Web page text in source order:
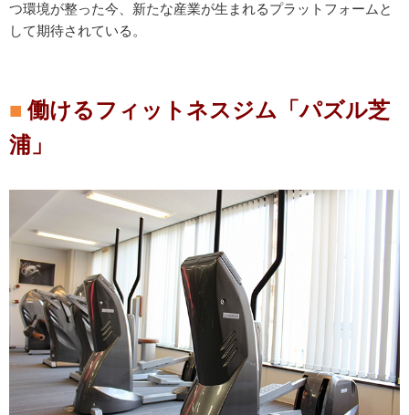
つ環境が整った今、新たな産業が生まれるプラットフォームと
して期待されている。
働けるフィットネスジム「パズル芝
浦」